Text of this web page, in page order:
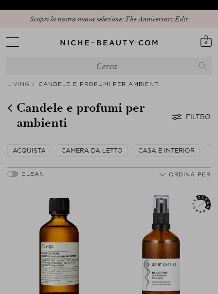
Scopri la nostra nuova selezione: The Anniversary Edit
0
LIVING CANDELE E PROFUMI PER AMBIENTI
Candele e profumi per
ambienti
FILTRO
ACQUISTA CAMERA DA LETTO CASA E INTERIOR
ORDINA PER